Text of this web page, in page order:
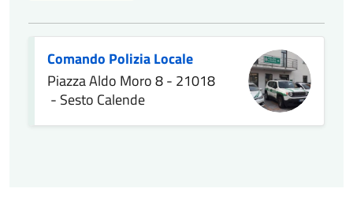
Comando Polizia Locale
Piazza Aldo Moro 8 - 21018
- Sesto Calende